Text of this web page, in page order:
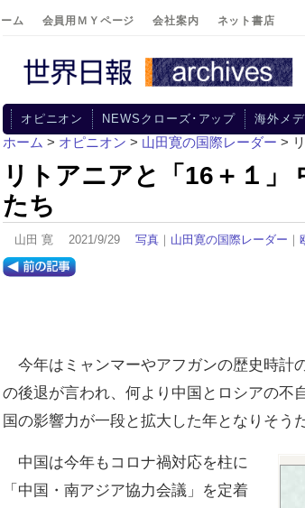
ム 会員用ＭＹページ 会社案内 ネット書店
オピニオン NEWSクローズ･アップ 海外メ
ホーム > オピニオン > 山田寛の国際レーダー >
リトアニアと「16＋１」
たち
山田 寛 2021/9/29 写真 ｜ 山田寛の国際レーダー ｜
今年はミャンマーやアフガンの歴史時計
の後退が言われ、何より中国とロシアの不
国の影響力が一段と拡大した年となりそうだ
中国は今年もコロナ禍対応を柱に
「中国・南アジア協力会議」を定着